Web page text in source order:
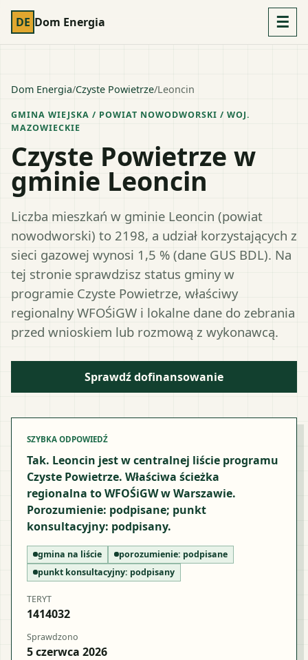
DE Dom Energia ☰
Dom Energia/Czyste Powietrze/Leoncin
GMINA WIEJSKA / POWIAT NOWODWORSKI / WOJ.
MAZOWIECKIE
Czyste Powietrze w
gminie Leoncin
Liczba mieszkań w gminie Leoncin (powiat
nowodworski) to 2198, a udział korzystających z
sieci gazowej wynosi 1,5 % (dane GUS BDL). Na
tej stronie sprawdzisz status gminy w
programie Czyste Powietrze, właściwy
regionalny WFOŚiGW i lokalne dane do zebrania
przed wnioskiem lub rozmową z wykonawcą.
Sprawdź dofinansowanie
SZYBKA ODPOWIEDŹ
Tak. Leoncin jest w centralnej liście programu
Czyste Powietrze. Właściwa ścieżka
regionalna to WFOŚiGW w Warszawie.
Porozumienie: podpisane; punkt
konsultacyjny: podpisany.
gmina na liście porozumienie: podpisane
punkt konsultacyjny: podpisany
TERYT
1414032
Sprawdzono
5 czerwca 2026